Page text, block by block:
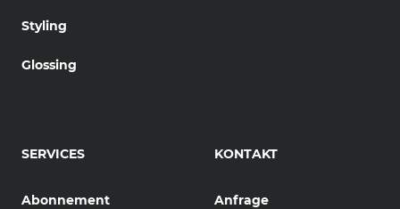
Styling
Glossing
SERVICES
Abonnement
KONTAKT
Anfrage